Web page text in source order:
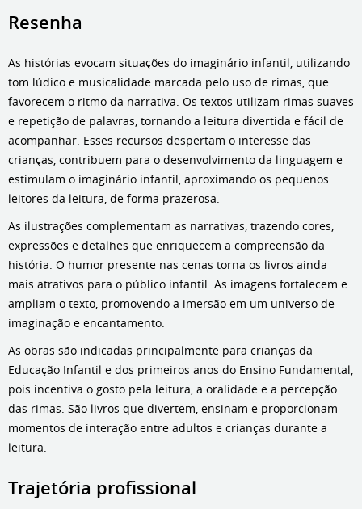
Resenha
As histórias evocam situações do imaginário infantil, utilizando
tom lúdico e musicalidade marcada pelo uso de rimas, que
favorecem o ritmo da narrativa. Os textos utilizam rimas suaves
e repetição de palavras, tornando a leitura divertida e fácil de
acompanhar. Esses recursos despertam o interesse das
crianças, contribuem para o desenvolvimento da linguagem e
estimulam o imaginário infantil, aproximando os pequenos
leitores da leitura, de forma prazerosa.
As ilustrações complementam as narrativas, trazendo cores,
expressões e detalhes que enriquecem a compreensão da
história. O humor presente nas cenas torna os livros ainda
mais atrativos para o público infantil. As imagens fortalecem e
ampliam o texto, promovendo a imersão em um universo de
imaginação e encantamento.
As obras são indicadas principalmente para crianças da
Educação Infantil e dos primeiros anos do Ensino Fundamental,
pois incentiva o gosto pela leitura, a oralidade e a percepção
das rimas. São livros que divertem, ensinam e proporcionam
momentos de interação entre adultos e crianças durante a
leitura.
Trajetória profissional